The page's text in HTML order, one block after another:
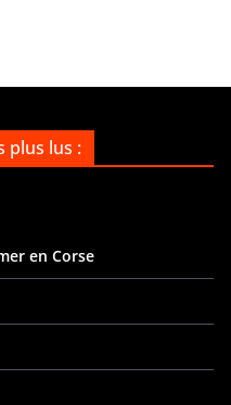
plus lus :
en Corse